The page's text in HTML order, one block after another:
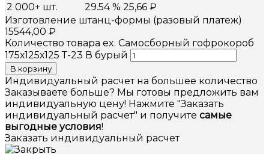
2 000+ шт.
29.54 % 25,66 ₽
Изготовление штанц-формы (разовый платеж)
15544,00 ₽
Количество товара ex. Самосборный гофрокороб
175х125х125 Т-23 В бурый
В корзину
Индивидуальный расчет на большее количество
Заказываете больше? Мы готовы предложить вам
индивидуальную цену! Нажмите "Заказать
индивидуальный расчет" и получите самые
выгодные условия!
Заказать индивидуальный расчет